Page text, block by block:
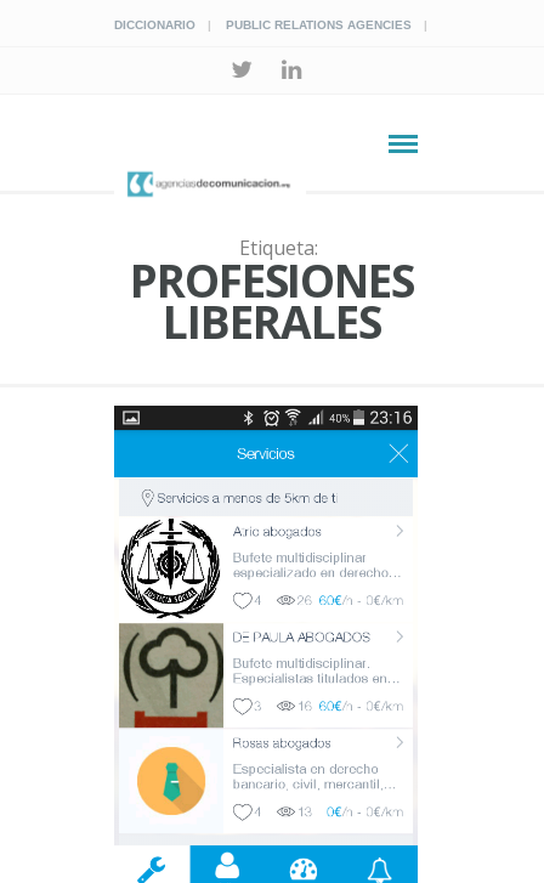
DICCIONARIO PUBLIC RELATIONS AGENCIES
Etiqueta:
PROFESIONES
LIBERALES